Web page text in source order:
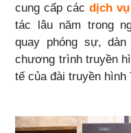
cung cấp cácdịch
tác lâu năm trong
quay phóng sự,
chương trình truyền
tế của đài truyền hình